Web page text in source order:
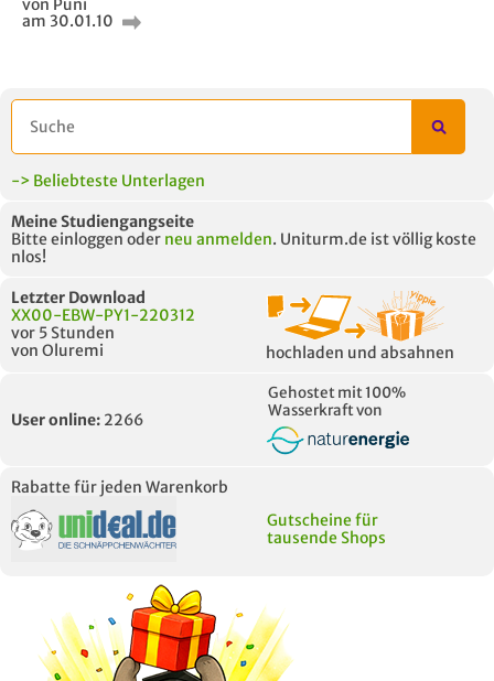
von Puni
am 30.01.10
-> Beliebteste Unterlagen
Meine Studiengangseite
Bitte einloggen oder neu anmelden. Uniturm.de ist völlig koste
nlos!
Letzter Download
XX00-EBW-PY1-220312
vor 5 Stunden
von Oluremi
hochladen und absahnen
User online: 2266
Gehostet mit 100%
Wasserkraft von
Rabatte für jeden Warenkorb
Gutscheine für
tausende Shops